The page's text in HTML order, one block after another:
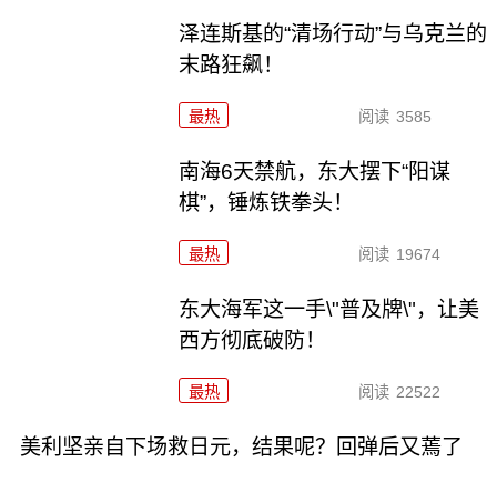
泽连斯基的“清场行动”与乌克兰的
末路狂飙！
最热 阅读 3585
南海6天禁航，东大摆下“阳谋
棋”，锤炼铁拳头！
最热 阅读 19674
东大海军这一手\"普及牌\"，让美
西方彻底破防！
最热 阅读 22522
美利坚亲自下场救日元，结果呢？回弹后又蔫了